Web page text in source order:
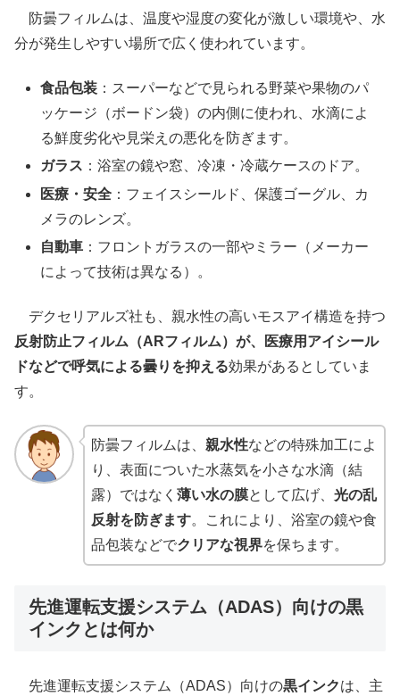
防曇フィルムは、温度や湿度の変化が激しい環境や、水
分が発生しやすい場所で広く使われています。
食品包装 ：スーパーなどで見られる野菜や果物のパ
ッケージ（ボードン袋）の内側に使われ、水滴によ
る鮮度劣化や見栄えの悪化を防ぎます。
ガラス ：浴室の鏡や窓、冷凍・冷蔵ケースのドア。
医療・安全 ：フェイスシールド、保護ゴーグル、カ
メラのレンズ。
自動車 ：フロントガラスの一部やミラー（メーカー
によって技術は異なる）。
デクセリアルズ社も、親水性の高いモスアイ構造を持つ
反射防止フィルム（ARフィルム）が、医療用アイシール
ドなどで呼気による曇りを抑える効果があるとしていま
す。
防曇フィルムは、 親水性などの特殊加工によ
り、表面についた水蒸気を小さな水滴（結
露）ではなく 薄い水の膜として広げ、 光の乱
反射を防ぎます。これにより、浴室の鏡や食
品包装などでクリアな視界を保ちます。
先進運転支援システム（ADAS）向けの黒
インクとは何か
先進運転支援システム（ADAS）向けの黒インクは、主